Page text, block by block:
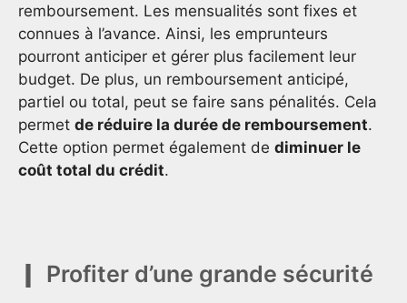
remboursement. Les mensualités sont fixes et
connues à l’avance. Ainsi, les emprunteurs
pourront anticiper et gérer plus facilement leur
budget. De plus, un remboursement anticipé,
partiel ou total, peut se faire sans pénalités. Cela
permet de réduire la durée de remboursement.
Cette option permet également de diminuer le
coût total du crédit.
Profiter d’une grande sécurité